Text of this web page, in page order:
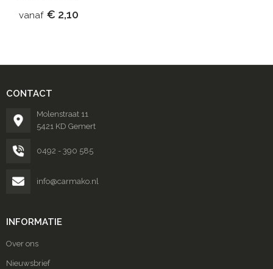
vanaf € 2,10
CONTACT
Molenstraat 11
5421 KD Gemert
0492 - 390 585
info@carmako.nl
INFORMATIE
Over ons
Nieuwsbrief